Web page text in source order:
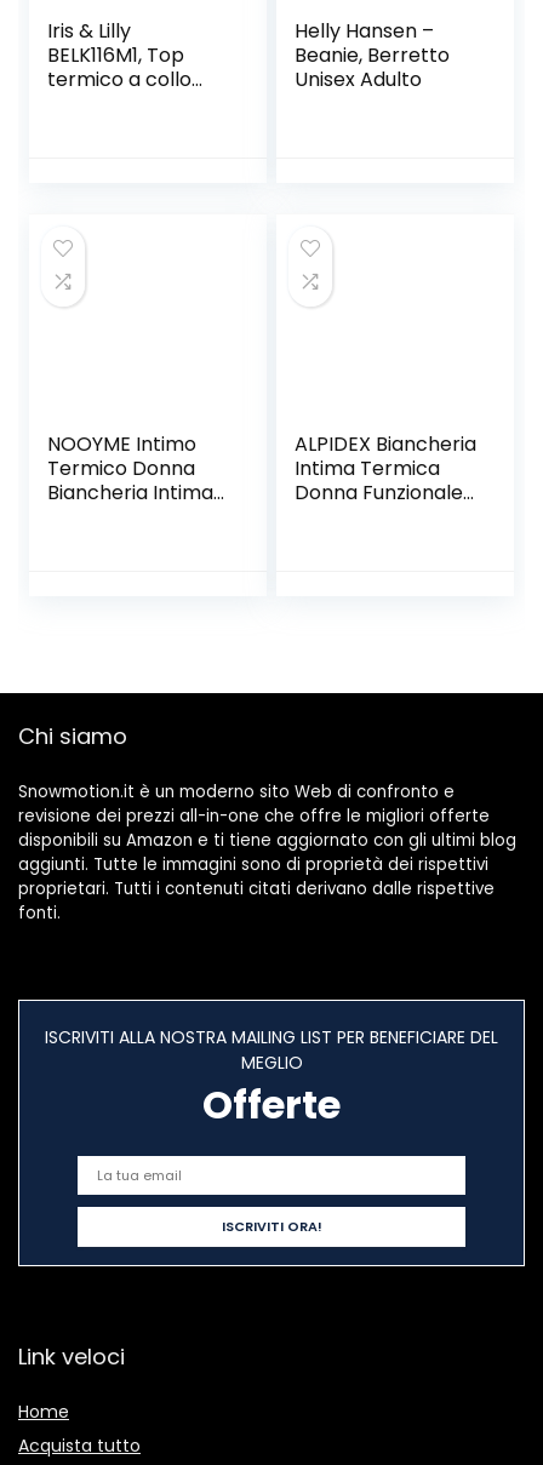
Iris & Lilly
BELK116M1, Top
termico a collo
Helly Hansen –
Beanie, Berretto
Unisex Adulto
NOOYME Intimo
Termico Donna
Biancheria Intima
Corsa Palestra
ALPIDEX Biancheria
Intima Termica
Donna Funzionale
Chi siamo
Snowmotion.it è un moderno sito Web di confronto e
revisione dei prezzi all-in-one che offre le migliori offerte
disponibili su Amazon e ti tiene aggiornato con gli ultimi blog
aggiunti. Tutte le immagini sono di proprietà dei rispettivi
proprietari. Tutti i contenuti citati derivano dalle rispettive
fonti.
ISCRIVITI ALLA NOSTRA MAILING LIST PER BENEFICIARE DEL
MEGLIO
Offerte
Link veloci
Home
Acquista tutto